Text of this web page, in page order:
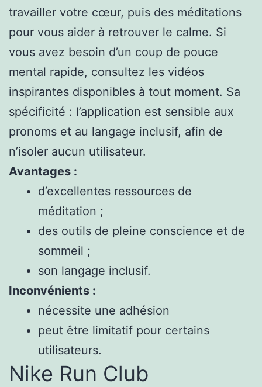
travailler votre cœur, puis des méditations
pour vous aider à retrouver le calme. Si
vous avez besoin d’un coup de pouce
mental rapide, consultez les vidéos
inspirantes disponibles à tout moment. Sa
spécificité : l’application est sensible aux
pronoms et au langage inclusif, afin de
n’isoler aucun utilisateur.
Avantages :
d’excellentes ressources de
méditation ;
des outils de pleine conscience et de
sommeil ;
son langage inclusif.
Inconvénients :
nécessite une adhésion
peut être limitatif pour certains
utilisateurs.
Nike Run Club